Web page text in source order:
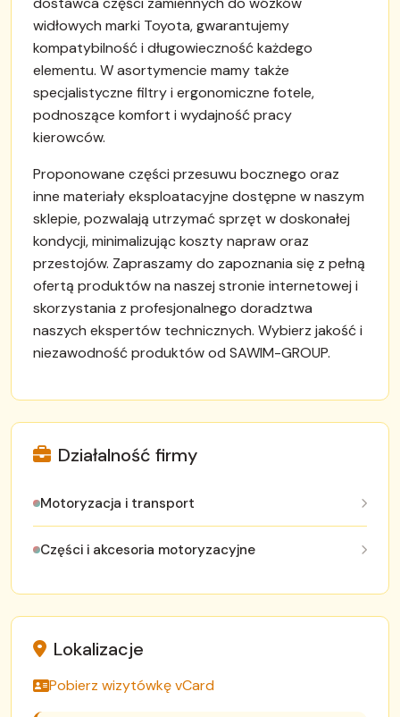
widłowych marki Toyota, gwarantujemy
kompatybilność i długowieczność każdego
elementu. W asortymencie mamy także
specjalistyczne filtry i ergonomiczne fotele,
podnoszące komfort i wydajność pracy
kierowców.
Proponowane części przesuwu bocznego oraz
inne materiały eksploatacyjne dostępne w naszym
sklepie, pozwalają utrzymać sprzęt w doskonałej
kondycji, minimalizując koszty napraw oraz
przestojów. Zapraszamy do zapoznania się z pełną
ofertą produktów na naszej stronie internetowej i
skorzystania z profesjonalnego doradztwa
naszych ekspertów technicznych. Wybierz jakość i
niezawodność produktów od SAWIM-GROUP.
Działalność firmy
Motoryzacja i transport
Części i akcesoria motoryzacyjne
Lokalizacje
Pobierz wizytówkę vCard